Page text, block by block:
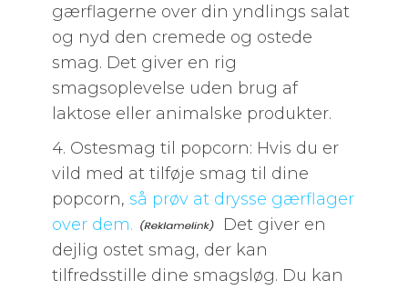
gærflagerne over din yndlings salat
og nyd den cremede og ostede
smag. Det giver en rig
smagsoplevelse uden brug af
laktose eller animalske produkter.
4. Ostesmag til popcorn: Hvis du er
vild med at tilføje smag til dine
popcorn, så prøv at drysse gærflager
over dem.
Det giver en
dejlig ostet smag, der kan
tilfredsstille dine smagsløg. Du kan